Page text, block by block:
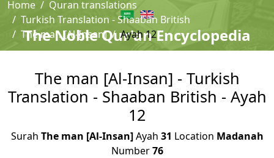
The Noble Qur'an Encyclopedia
Home
Quran translations
Turkish Translation - Shaaban British
The man [Al-Insan]
Ayah 12
The man [Al-Insan] - Turkish
Translation - Shaaban British - Ayah
12
Surah The man [Al-Insan]Ayah 31 Location Madanah
Number76